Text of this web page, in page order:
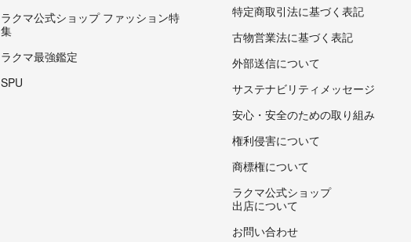
ラクマ公式ショップ ファッション特
集
ラクマ最強鑑定
SPU
特定商取引法に基づく表記
古物営業法に基づく表記
外部送信について
サステナビリティメッセージ
安心・安全のための取り組み
権利侵害について
商標権について
ラクマ公式ショップ
出店について
お問い合わせ